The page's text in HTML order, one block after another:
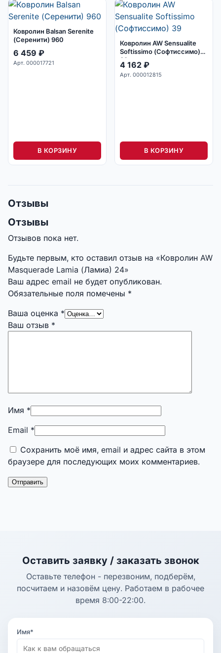
Ковролин Balsan Serenite
(Серенити) 960
6 459 ₽
Арт. 000017721
В КОРЗИНУ
Ковролин AW Sensualite
Softissimo (Софтиссимо)
39
4 162 ₽
Арт. 000012815
В КОРЗИНУ
Отзывы
Отзывы
Отзывов пока нет.
Будьте первым, кто оставил отзыв на «Ковролин AW
Masquerade Lamia (Ламиа) 24»
Ваш адрес email не будет опубликован.
Обязательные поля помечены *
Ваша оценка *
Ваш отзыв *
Имя *
Email *
Сохранить моё имя, email и адрес сайта в этом
браузере для последующих моих комментариев.
Оставить заявку / заказать звонок
Оставьте телефон - перезвоним, подберём,
посчитаем и назовём цену. Работаем в рабочее
время 8:00-22:00.
Имя*